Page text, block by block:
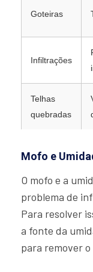
Goteiras
Infiltrações
Telhas
quebradas
Mofo e
O mofo e a
problema de
Para resolver
a fonte da
para remover o